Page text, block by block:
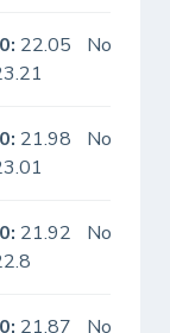
22.05
No
21.98
No
21.92
No
21.87 No